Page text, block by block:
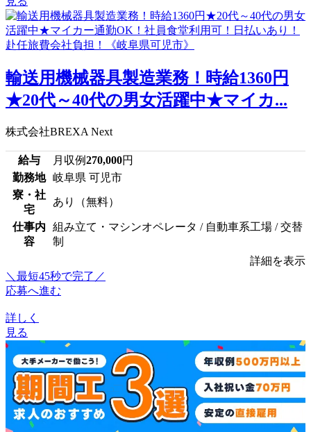
輸送用機械器具製造業務！時給1360円
★20代～40代の男女活躍中★マイカ...
株式会社BREXA Next
給与 月収例270,000円
勤務地
岐阜県 可児市
寮・社
宅
あり（無料）
仕事内
容
組み立て・マシンオペレータ / 自動車系工場 / 交替
制
詳細を表示
＼最短45秒で完了／
応募へ進む
詳しく
見る